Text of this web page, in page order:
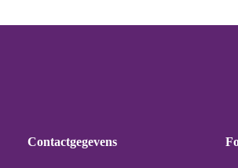
Contactgegevens